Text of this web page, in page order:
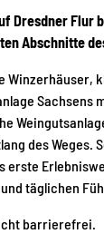
Dresdner Flur
Abschnitte
Winzerhäuser,
Sachsens
des Weges.
erste
täglichen
barrierefrei.